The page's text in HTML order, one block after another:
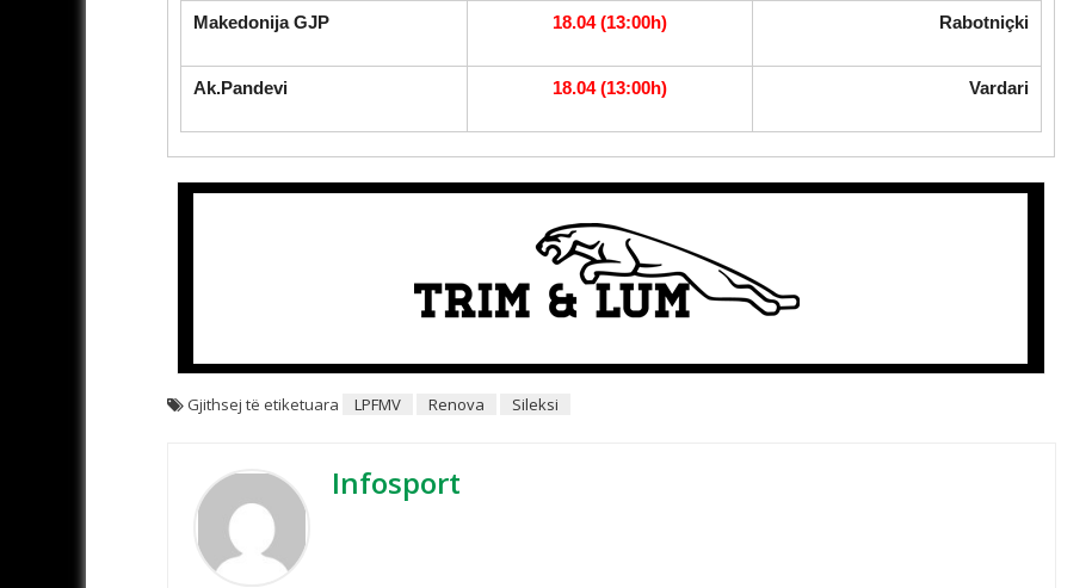
Makedonija GJP 18.04 (13:00h) Rabotniçki
Ak.Pandevi 18.04 (13:00h) Vardari
Gjithsej të etiketuara LPFMV Renova Sileksi
Infosport